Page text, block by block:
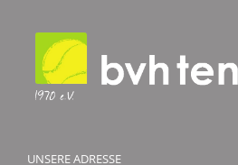
UNSERE ADRESSE